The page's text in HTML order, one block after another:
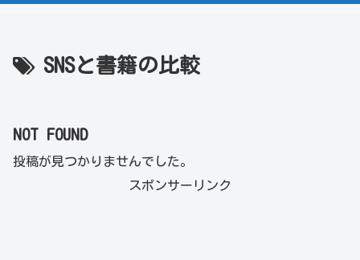
SNSと書籍の比較
NOT FOUND
投稿が見つかりませんでした。
スポンサーリンク